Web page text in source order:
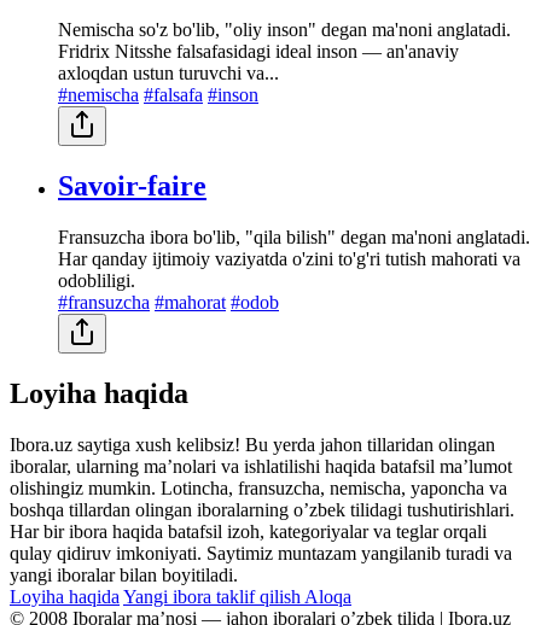
Nemischa so'z bo'lib, "oliy inson" degan ma'noni anglatadi.
Fridrix Nitsshe falsafasidagi ideal inson — an'anaviy
axloqdan ustun turuvchi va...
#nemischa #falsafa #inson
Savoir-faire
Fransuzcha ibora bo'lib, "qila bilish" degan ma'noni anglatadi.
Har qanday ijtimoiy vaziyatda o'zini to'g'ri tutish mahorati va
odobliligi.
#fransuzcha #mahorat #odob
Loyiha haqida
Ibora.uz saytiga xush kelibsiz! Bu yerda jahon tillaridan olingan
iboralar, ularning maʼnolari va ishlatilishi haqida batafsil maʼlumot
olishingiz mumkin. Lotincha, fransuzcha, nemischa, yaponcha va
boshqa tillardan olingan iboralarning oʼzbek tilidagi tushutirishlari.
Har bir ibora haqida batafsil izoh, kategoriyalar va teglar orqali
qulay qidiruv imkoniyati. Saytimiz muntazam yangilanib turadi va
yangi iboralar bilan boyitiladi.
Loyiha haqida Yangi ibora taklif qilish Aloqa
© 2008 Iboralar maʼnosi — jahon iboralari oʼzbek tilida | Ibora.uz